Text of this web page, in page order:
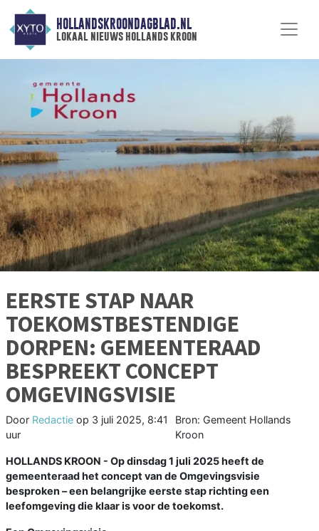
HOLLANDSKROONDAGBLAD.NL
lokaal nieuws hollands kroon
EERSTE STAP NAAR
TOEKOMSTBESTENDIGE
DORPEN: GEMEENTERAAD
BESPREEKT CONCEPT
OMGEVINGSVISIE
Door Redactie op 3 juli 2025, 8:41
uur
Bron: Gemeent Hollands
Kroon
HOLLANDS KROON - Op dinsdag 1 juli 2025 heeft de
gemeenteraad het concept van de Omgevingsvisie
besproken – een belangrijke eerste stap richting een
leefomgeving die klaar is voor de toekomst.